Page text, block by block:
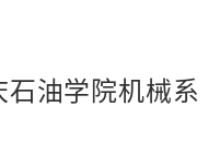
石油学院机械系